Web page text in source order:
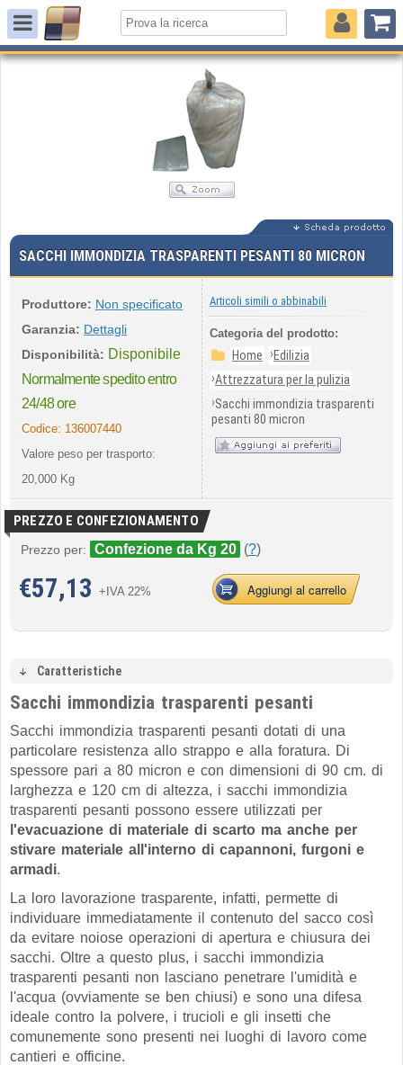
SACCHI IMMONDIZIA TRASPARENTI PESANTI 80 MICRON
Produttore: Non specificato
Garanzia: Dettagli
Disponibilità: Disponibile
Normalmente spedito entro
24/48 ore
Codice: 136007440
Valore peso per trasporto:
20,000 Kg
Articoli simili o abbinabili
Categoria del prodotto:
Home ›Edilizia
›Attrezzatura per la pulizia
›Sacchi immondizia trasparenti
pesanti 80 micron
PREZZO E CONFEZIONAMENTO
Prezzo per: Confezione da Kg 20 (?)
€57,13 +IVA 22% Aggiungi al carrello
Caratteristiche
Sacchi immondizia trasparenti pesanti
Sacchi immondizia trasparenti pesanti dotati di una
particolare resistenza allo strappo e alla foratura. Di
spessore pari a 80 micron e con dimensioni di 90 cm. di
larghezza e 120 cm di altezza, i sacchi immondizia
trasparenti pesanti possono essere utilizzati per
l'evacuazione di materiale di scarto ma anche per
stivare materiale all'interno di capannoni, furgoni e
armadi.
La loro lavorazione trasparente, infatti, permette di
individuare immediatamente il contenuto del sacco così
da evitare noiose operazioni di apertura e chiusura dei
sacchi. Oltre a questo plus, i sacchi immondizia
trasparenti pesanti non lasciano penetrare l'umidità e
l'acqua (ovviamente se ben chiusi) e sono una difesa
ideale contro la polvere, i trucioli e gli insetti che
comunemente sono presenti nei luoghi di lavoro come
cantieri e officine.